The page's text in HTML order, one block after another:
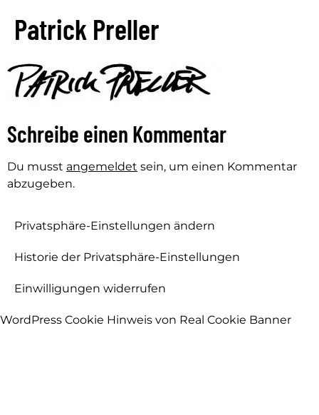
Patrick Preller
Schreibe einen Kommentar
Du musst angemeldet sein, um einen Kommentar
abzugeben.
Privatsphäre-Einstellungen ändern
Historie der Privatsphäre-Einstellungen
Einwilligungen widerrufen
WordPress Cookie Hinweis von Real Cookie Banner